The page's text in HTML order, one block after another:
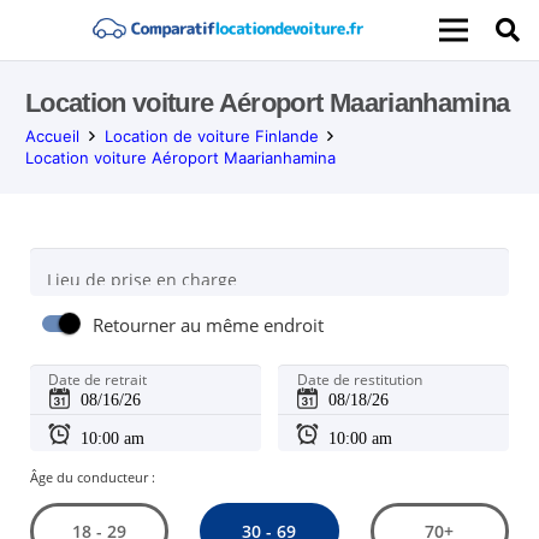
Location voiture Aéroport Maarianhamina
Accueil
Location de voiture Finlande
Location voiture Aéroport Maarianhamina
Lieu de prise en charge
Retourner au même endroit
Date de retrait Date de restitution
Âge du conducteur :
18 - 29 30 - 69 70+